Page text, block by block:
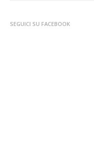
SEGUICI SU FACEBOOK